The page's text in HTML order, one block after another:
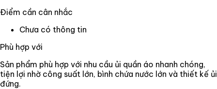
Điểm cần cân nhắc
Chưa có thông tin
Phù hợp với
Sản phẩm phù hợp với nhu cầu ủi quần áo nhanh chóng,
tiện lợi nhờ công suất lớn, bình chứa nước lớn và thiết kế ủi
đứng.